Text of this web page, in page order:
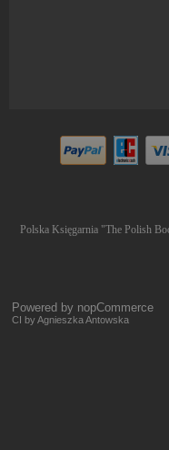
Polska Księgarnia "The Polish
Powered by nopCommerce
CI by Agnieszka Antowska